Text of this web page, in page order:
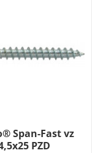
Span-Fast vz
PZD